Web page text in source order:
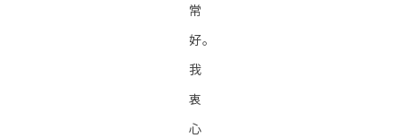
常
好。
我
衷
心